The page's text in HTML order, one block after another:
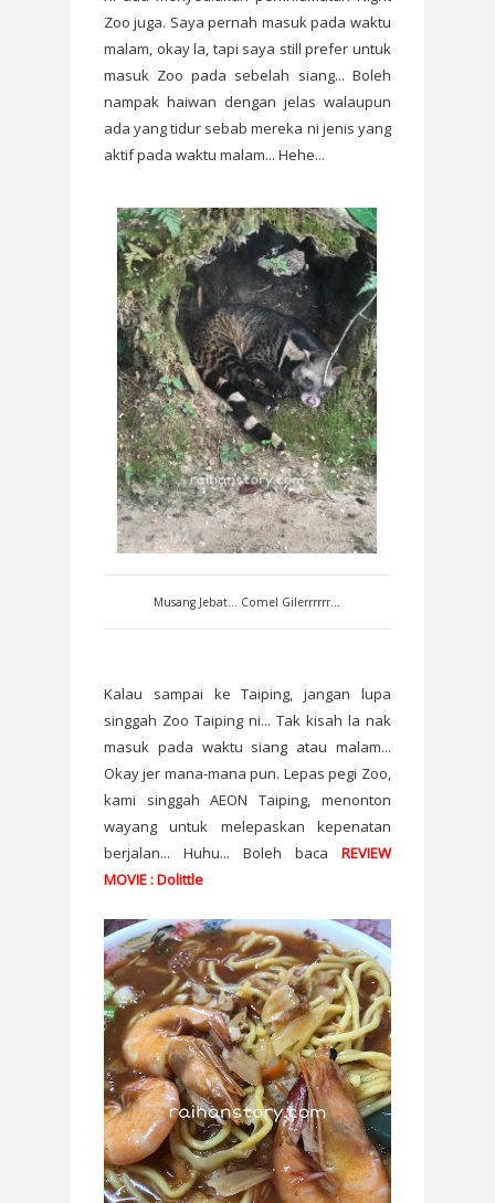
Zoo juga. Saya pernah masuk pada waktu
malam, okay la, tapi saya still prefer untuk
masuk Zoo pada sebelah siang... Boleh
nampak haiwan dengan jelas walaupun
ada yang tidur sebab mereka ni jenis yang
aktif pada waktu malam... Hehe...
Musang Jebat... Comel Gilerrrrrr...
Kalau sampai ke Taiping, jangan lupa
singgah Zoo Taiping ni... Tak kisah la nak
masuk pada waktu siang atau malam...
Okay jer mana-mana pun. Lepas pegi Zoo,
kami singgah AEON Taiping, menonton
wayang untuk melepaskan kepenatan
berjalan... Huhu... Boleh baca REVIEW
MOVIE : Dolittle